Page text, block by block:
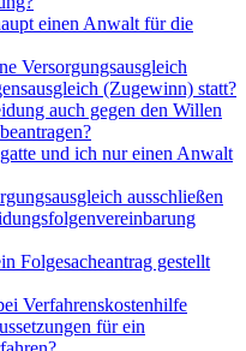
einen Anwalt für die
Versorgungsausgleich
(Zugewinn) statt?
auch gegen den Willen
und ich nur einen Anwalt
ausschließen
Folgesacheantrag gestellt
Verfahrenskostenhilfe
für ein